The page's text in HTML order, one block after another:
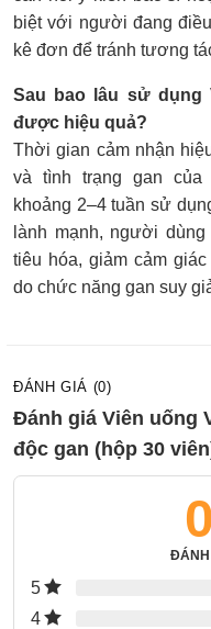
biệt với người đang
kê đơn để tránh tương
Sau bao lâu sử dụng
được hiệu quả?
Thời gian cảm nhận
và tình trạng gan của
khoảng 2–4 tuần sử
lành mạnh, người
tiêu hóa, giảm cảm
do chức năng gan suy
ĐÁNH GIÁ (0)
Đánh giá Viên uống
độc gan (hộp 30
ĐÁNH
5
4